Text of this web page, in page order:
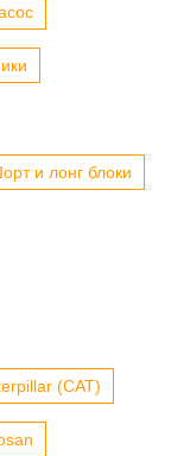
и лонг блоки
(CAT)